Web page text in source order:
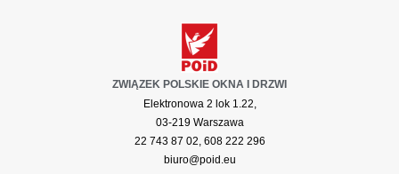
ZWIĄZEK POLSKIE OKNA I DRZWI
Elektronowa 2 lok 1.22,
03-219 Warszawa
22 743 87 02, 608 222 296
biuro@poid.eu